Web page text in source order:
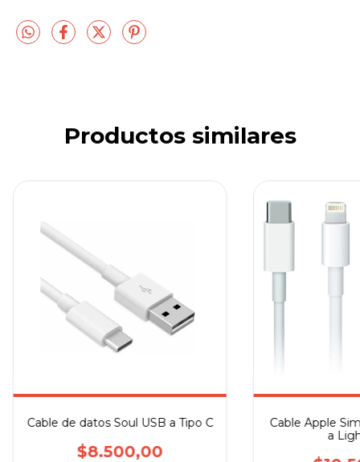
Productos similares
Cable de datos Soul USB a Tipo C
$8.500,00
Cable Apple
a